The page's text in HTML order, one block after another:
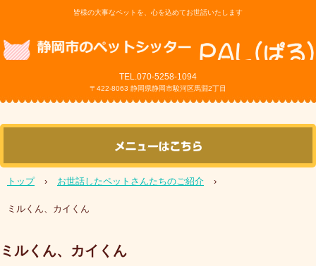
皆様の大事なペットを、心を込めてお世話いたします
TEL.070-5258-1094
〒422-8063 静岡県静岡市駿河区馬淵2丁目
トップ › お世話したペットさんたちのご紹介 ›
ミルくん、カイくん
ミルくん、カイくん